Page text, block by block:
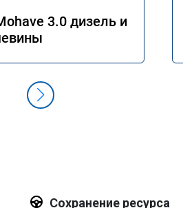
Процветания вашей компании.
3.0 дизель и
Сохранение ресурса